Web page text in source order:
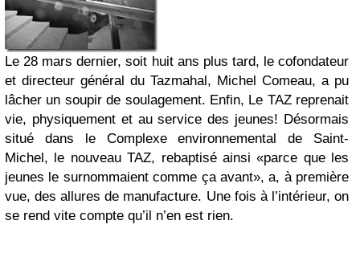
Le 28 mars dernier, soit huit ans plus tard, le cofondateur
et directeur général du Tazmahal, Michel Comeau, a pu
lâcher un soupir de soulagement. Enfin, Le TAZ reprenait
vie, physiquement et au service des jeunes! Désormais
situé dans le Complexe environnemental de Saint-
Michel, le nouveau TAZ, rebaptisé ainsi «parce que les
jeunes le surnommaient comme ça avant», a, à première
vue, des allures de manufacture. Une fois à l’intérieur, on
se rend vite compte qu’il n’en est rien.